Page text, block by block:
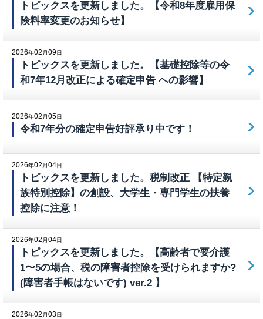
トピックスを更新しました。【令和8年度雇用保
険料率変更のお知らせ】
2026年02 月09日
トピックスを更新しました。【基礎控除等の令
和7年12月改正による確定申告 への影響】
2026年02 月05日
令和7年分の確定申告好評承り中です！
2026年02 月04日
トピックスを更新しました。税制改正 【特定親
族特別控除】の創設、大学生・専門学生の扶養
控除に注意！
2026年02 月04日
トピックスを更新しました。【高齢者で要介護
1〜5の場合、税の障害者控除を受けられますか?
(障害者手帳はないです) ver.2 】
2026年02 月03日